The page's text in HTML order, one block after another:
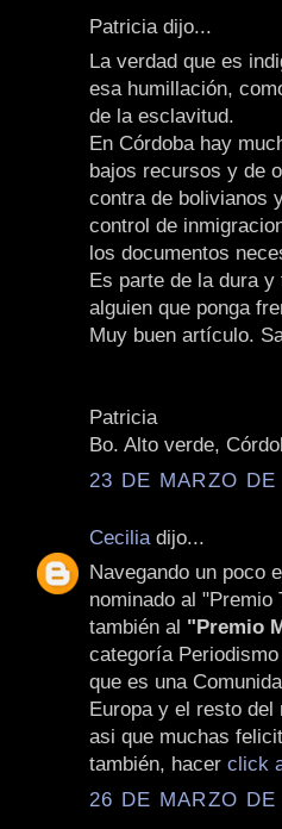
Patricia dijo...
La verdad que es
esa humillación,
de la esclavitud.
En Córdoba hay
bajos recursos y de
contra de bolivianos
control de
los documentos
Es parte de la dura
alguien que ponga
Muy buen artículo.
Patricia
Bo. Alto verde,
23 DE MARZO
Cecilia dijo...
Navegando un poco
nominado al "Premio
también al "Premio
categoría
que es una
Europa y el resto del
asi que muchas
también, hacer click
26 DE MARZO